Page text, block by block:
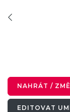
NAHRÁT /
EDITOVAT